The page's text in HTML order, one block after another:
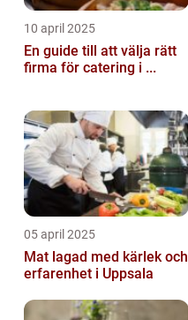
10 april 2025
En guide till att välja rätt
firma för catering i ...
05 april 2025
Mat lagad med kärlek och
erfarenhet i Uppsala